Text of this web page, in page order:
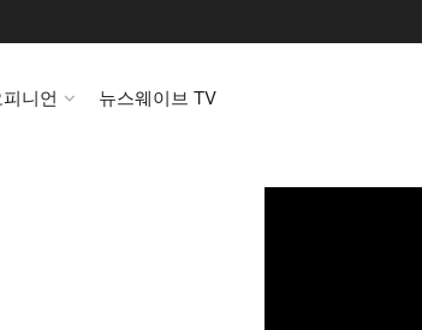
피니언 뉴스웨이브 TV